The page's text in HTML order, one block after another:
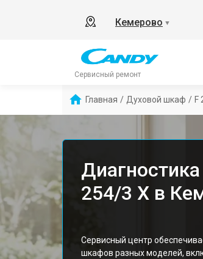
Кемерово ▼
Сервисный ремонт
Главная / Духовой шкаф / F
254/3 X в
Сервисный центр
шкафов разных моделей,